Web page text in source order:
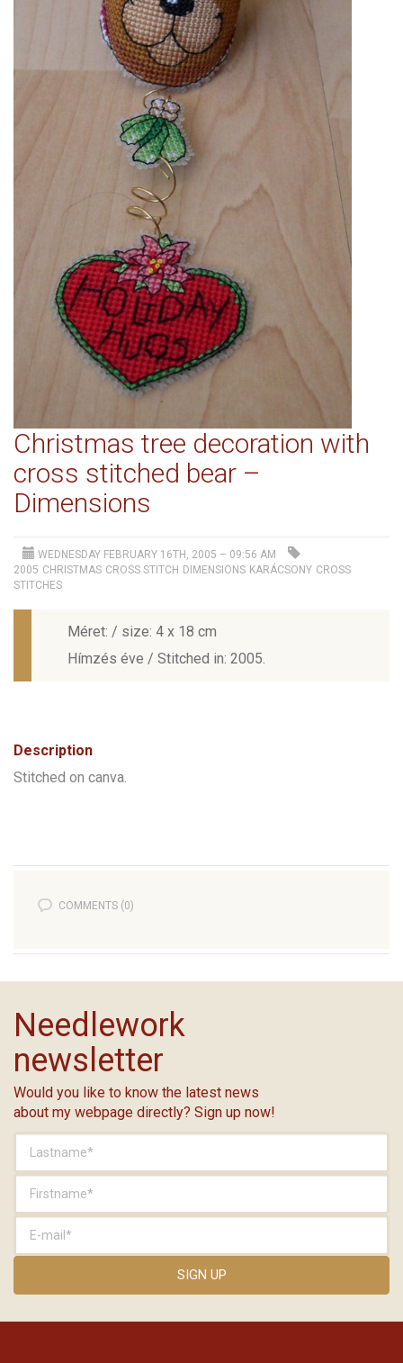
Christmas tree decoration with
cross stitched bear –
Dimensions
WEDNESDAY FEBRUARY 16TH, 2005 – 09:56 AM
2005 CHRISTMAS CROSS STITCH DIMENSIONS KARÁCSONY CROSS
STITCHES
Méret: / size: 4 x 18 cm
Hímzés éve / Stitched in: 2005.
Description
Stitched on canva.
COMMENTS (0)
Needlework
newsletter
Would you like to know the latest news
about my webpage directly? Sign up now!